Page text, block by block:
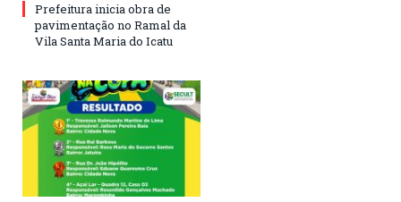
Prefeitura inicia obra de
pavimentação no Ramal da
Vila Santa Maria do Icatu